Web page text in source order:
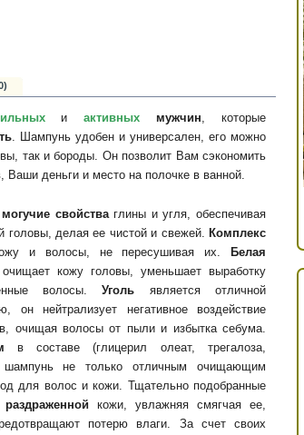
иактивных мужчин, которые
. Шампунь удобен и универсален, его можно
так и бороды. Он позволит Вам сэкономить
деньги и место на полочке в ванной.
могучие свойстваглины и угля, обеспечивая
головы, делая ее чистой и свежей. Комплекс
и волосы, не пересушивая их.
Белая
кожу головы, уменьшает выработку
волосы.Уголь является отличной
он нейтрализует негативное воздействие
очищая волосы от пыли и избытка себума.
в составе (глицерил олеат, трегалоза,
не только отличным очищающим
для волос и кожи. Тщательно подобранные
кожи, увлажняя смягчая ее,
потерю влаги. За счет своих